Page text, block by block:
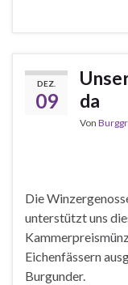
DEZ.
09
da
Von
Die
unterstützt uns
Eichenfässern
Burgunder.